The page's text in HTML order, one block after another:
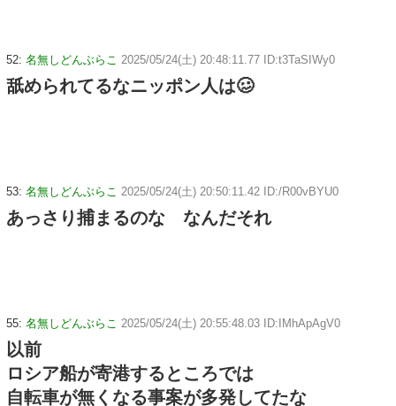
52: 名無しどんぶらこ 2025/05/24(土) 20:48:11.77 ID:t3TaSIWy0
舐められてるなニッポン人は🥴
53: 名無しどんぶらこ 2025/05/24(土) 20:50:11.42 ID:/R00vBYU0
あっさり捕まるのな なんだそれ
55: 名無しどんぶらこ 2025/05/24(土) 20:55:48.03 ID:IMhApAgV0
以前
ロシア船が寄港するところでは
自転車が無くなる事案が多発してたな